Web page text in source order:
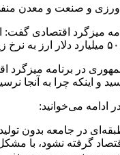
جمهوری در برنامه
و اینکه چرا به آنجا
ادامه می‌خوانید:
در جامعه بدون
گرفته نشود، با